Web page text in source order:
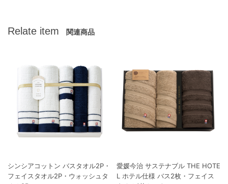
Relate item 関連商品
シンシアコットン バスタオル2P・
フェイスタオル2P・ウォッシュタ
愛媛今治 サステナブル THE HOTE
L ホテル仕様 バス2枚・フェイス